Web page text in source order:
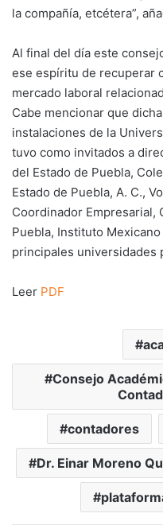
la compañía, etcétera”,
Al final del día este
ese espíritu de recuperar
mercado laboral
Cabe mencionar que
instalaciones de la
tuvo como invitados a
del Estado de Puebla,
Estado de Puebla, A. C.,
Coordinador Empresarial,
Puebla, Instituto
principales universidades
Leer PDF
Consejo
contadores
Dr. Einar Moreno